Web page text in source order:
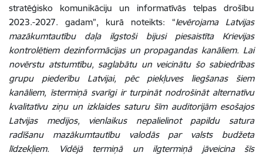
stratēģisko komunikāciju un informatīvās telpas drošību
2023.-2027. gadam”, kurā noteikts: “Ievērojama Latvijas
mazākumtautību daļa ilgstoši bijusi piesaistīta Krievijas
kontrolētiem dezinformācijas un propagandas kanāliem. Lai
novērstu atstumtību, saglabātu un veicinātu šo sabiedrības
grupu piederību Latvijai, pēc piekļuves liegšanas šiem
kanāliem, īstermiņā svarīgi ir turpināt nodrošināt alternatīvu
kvalitatīvu ziņu un izklaides saturu šīm auditorijām esošajos
Latvijas medijos, vienlaikus nepalielinot papildu satura
radīšanu mazākumtautību valodās par valsts budžeta
līdzekļiem. Vidējā termiņā un ilgtermiņā jāveicina šīs